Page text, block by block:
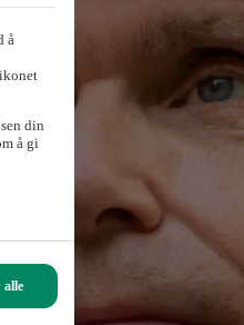
å
din
å gi
alle